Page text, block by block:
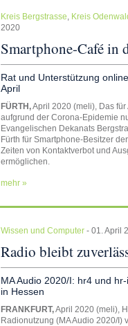
Kreis Bergstrasse, Kreis
2020
Smartphone-Café in
Rat und Unterstützung
April
FÜRTH,April 2020 (meli), Das
aufgrund der Corona-Epidemie
Evangelischen Dekanats
Fürth für Smartphone-Besitzer
Zeiten von Kontaktverbot und
ermöglichen.
mehr »
Wissen und Computer - 01. April
Radio bleibt
MA Audio 2020/I: hr4 und
in Hessen
FRANKFURT,April 2020 (meli),
Radionutzung (MA Audio 2020/I)